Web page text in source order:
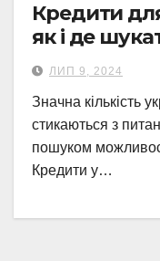
Кредити
як і де
ЛИП 9, 2024
Значна кількість
стикаються з
пошуком
Кредити у…